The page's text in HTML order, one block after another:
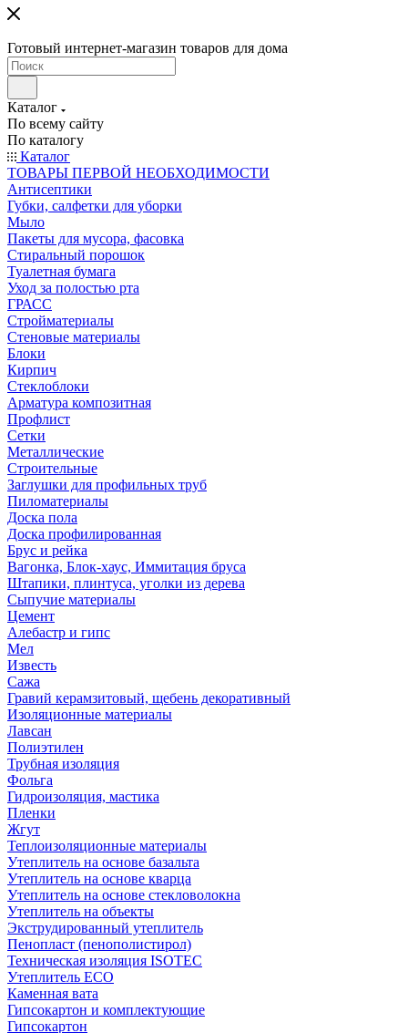
Готовый интернет-магазин товаров для дома
Каталог
По всему сайту
По каталогу
Каталог
ТОВАРЫ ПЕРВОЙ НЕОБХОДИМОСТИ
Антисептики
Губки, салфетки для уборки
Мыло
Пакеты для мусора, фасовка
Стиральный порошок
Туалетная бумага
Уход за полостью рта
ГРАСС
Стройматериалы
Стеновые материалы
Блоки
Кирпич
Стеклоблоки
Арматура композитная
Профлист
Сетки
Металлические
Строительные
Заглушки для профильных труб
Пиломатериалы
Доска пола
Доска профилированная
Брус и рейка
Вагонка, Блок-хаус, Иммитация бруса
Штапики, плинтуса, уголки из дерева
Сыпучие материалы
Цемент
Алебастр и гипс
Мел
Известь
Сажа
Гравий керамзитовый, щебень декоративный
Изоляционные материалы
Лавсан
Полиэтилен
Трубная изоляция
Фольга
Гидроизоляция, мастика
Пленки
Жгут
Теплоизоляционные материалы
Утеплитель на основе базальта
Утеплитель на основе кварца
Утеплитель на основе стекловолокна
Утеплитель на объекты
Экструдированный утеплитель
Пенопласт (пенополистирол)
Техническая изоляция ISOTEC
Утеплитель ECO
Каменная вата
Гипсокартон и комплектующие
Гипсокартон